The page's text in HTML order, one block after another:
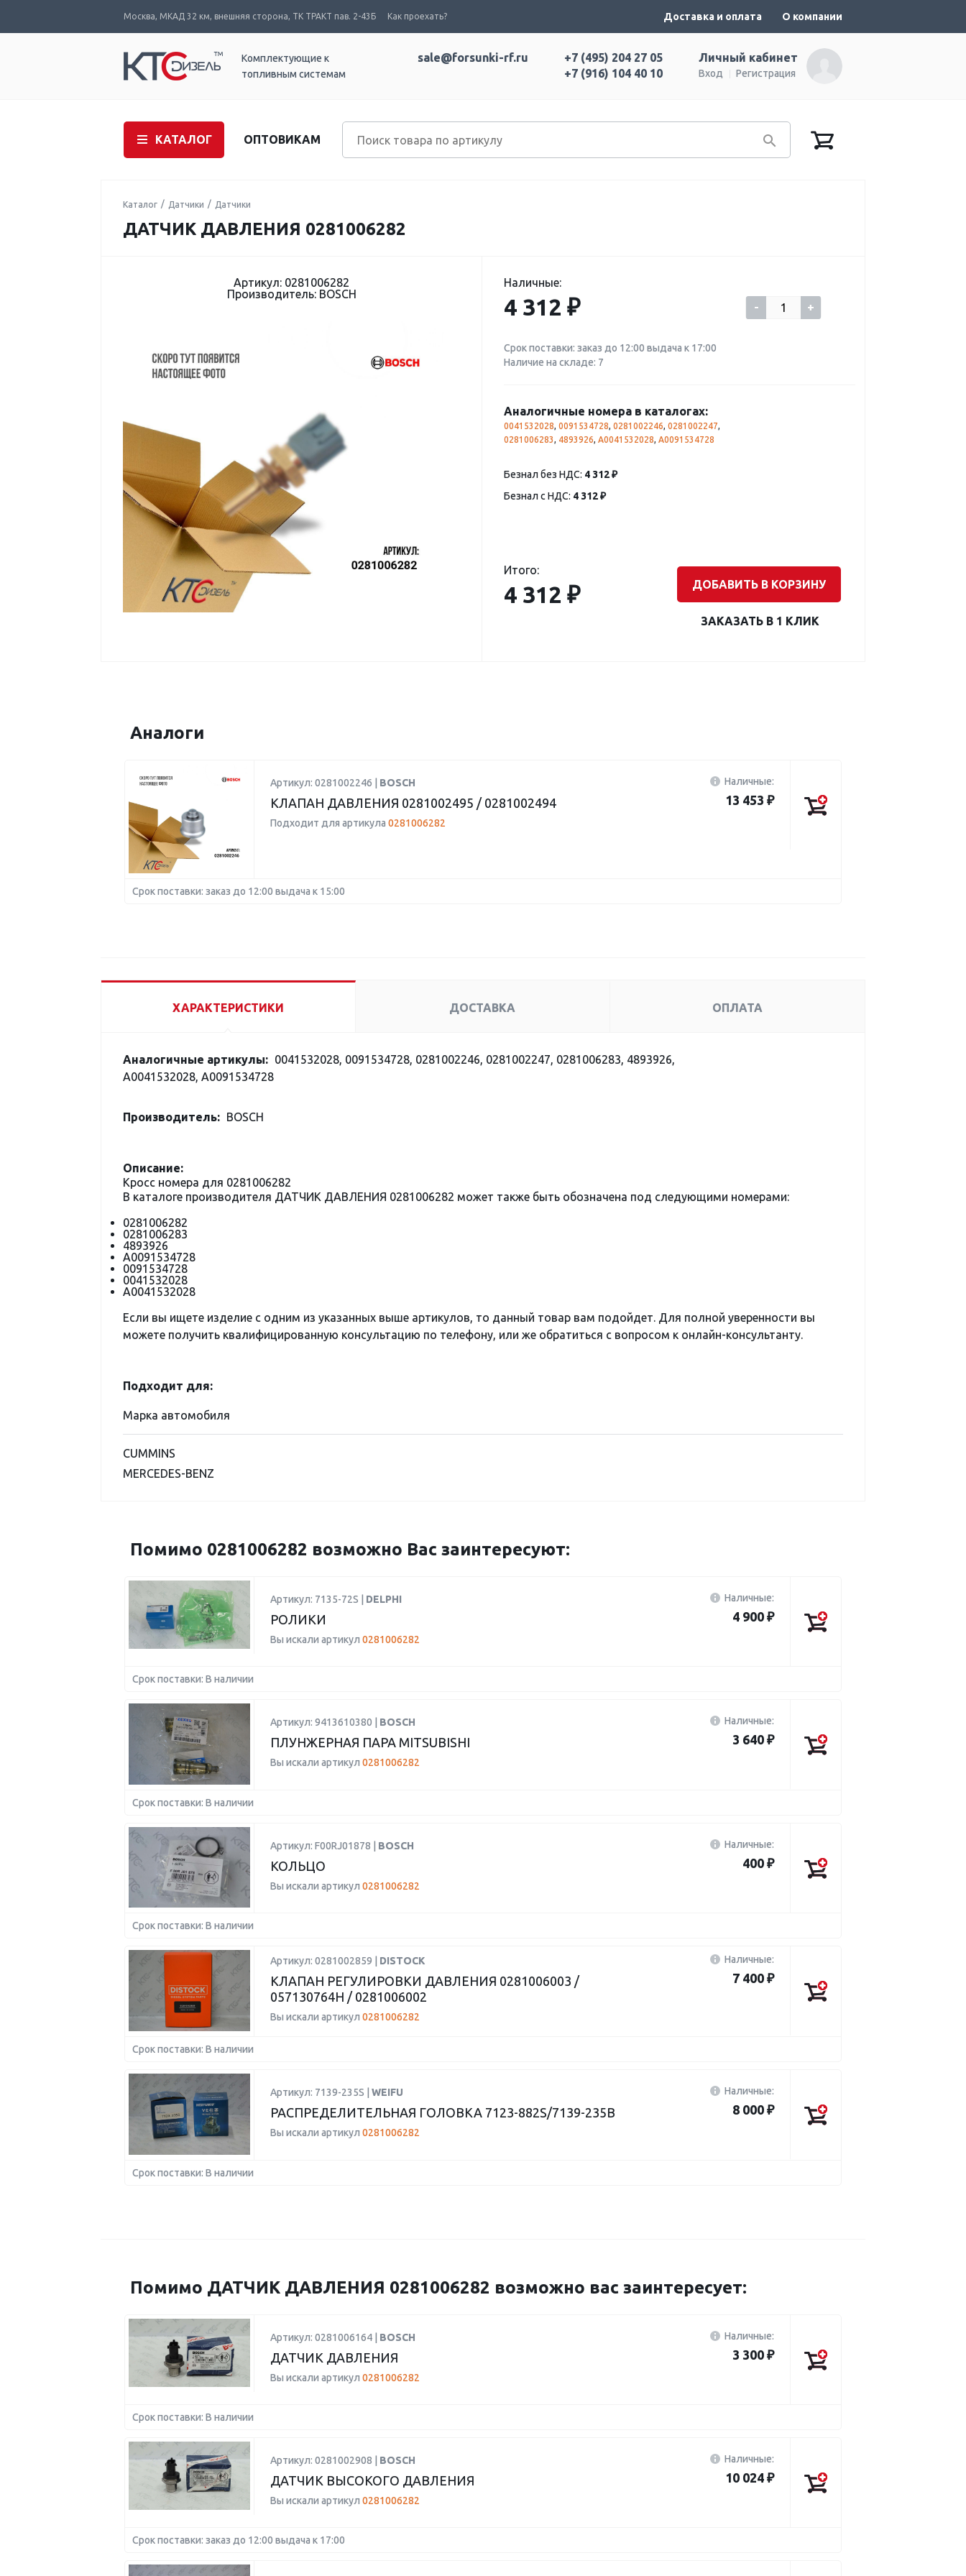
Москва, МКАД 32 км, внешняя сторона, ТК ТРАКТ пав. 2-43Б Как проехать? Доставка и оплата О компании
Комплектующие к
топливным системам
Личный кабинет
Вход Регистрация
+7 (495) 204 27 05
+7 (916) 104 40 10
sale@forsunki-rf.ru
КАТАЛОГ ОПТОВИКАМ
Каталог Датчики Датчики
ДАТЧИК ДАВЛЕНИЯ 0281006282
Артикул: 0281006282
Производитель: BOSCH
Наличные:
4 312 ₽ - +
Срок поставки: заказ до 12:00 выдача к 17:00
Наличие на складе: 7
Аналогичные номера в каталогах:
0041532028, 0091534728, 0281002246, 0281002247,
0281006283, 4893926, A0041532028, A0091534728
Безнал без НДС: 4 312 ₽
Безнал с НДС: 4 312 ₽
Итого:
4 312 ₽ ДОБАВИТЬ В КОРЗИНУ
ЗАКАЗАТЬ В 1 КЛИК
Аналоги
Артикул: 0281002246 | BOSCH
КЛАПАН ДАВЛЕНИЯ 0281002495 / 0281002494
Подходит для артикула 0281006282
Наличные:
13 453 ₽
Срок поставки: заказ до 12:00 выдача к 15:00
ХАРАКТЕРИСТИКИ ДОСТАВКА ОПЛАТА
Аналогичные артикулы: 0041532028, 0091534728, 0281002246, 0281002247, 0281006283, 4893926,
A0041532028, A0091534728
Производитель: BOSCH
Описание:
Кросс номера для 0281006282
В каталоге производителя ДАТЧИК ДАВЛЕНИЯ 0281006282 может также быть обозначена под следующими номерами:
0281006282
0281006283
4893926
A0091534728
0091534728
0041532028
A0041532028
Если вы ищете изделие с одним из указанных выше артикулов, то данный товар вам подойдет. Для полной уверенности вы
можете получить квалифицированную консультацию по телефону, или же обратиться с вопросом к онлайн-консультанту.
Подходит для:
Марка автомобиля
CUMMINS
MERCEDES-BENZ
Помимо 0281006282 возможно Вас заинтересуют:
Артикул: 7135-72S | DELPHI
РОЛИКИ
Вы искали артикул 0281006282
Наличные:
4 900 ₽
Срок поставки: В наличии
Артикул: 9413610380 | BOSCH
ПЛУНЖЕРНАЯ ПАРА MITSUBISHI
Вы искали артикул 0281006282
Наличные:
3 640 ₽
Срок поставки: В наличии
Артикул: F00RJ01878 | BOSCH
КОЛЬЦО
Вы искали артикул 0281006282
Наличные:
400 ₽
Срок поставки: В наличии
Артикул: 0281002859 | DISTOCK
КЛАПАН РЕГУЛИРОВКИ ДАВЛЕНИЯ 0281006003 /
057130764H / 0281006002
Вы искали артикул 0281006282
Наличные:
7 400 ₽
Срок поставки: В наличии
Артикул: 7139-235S | WEIFU
РАСПРЕДЕЛИТЕЛЬНАЯ ГОЛОВКА 7123-882S/7139-235B
Вы искали артикул 0281006282
Наличные:
8 000 ₽
Срок поставки: В наличии
Помимо ДАТЧИК ДАВЛЕНИЯ 0281006282 возможно вас заинтересует:
Артикул: 0281006164 | BOSCH
ДАТЧИК ДАВЛЕНИЯ
Вы искали артикул 0281006282
Наличные:
3 300 ₽
Срок поставки: В наличии
Артикул: 0281002908 | BOSCH
ДАТЧИК ВЫСОКОГО ДАВЛЕНИЯ
Вы искали артикул 0281006282
Наличные:
10 024 ₽
Срок поставки: заказ до 12:00 выдача к 17:00